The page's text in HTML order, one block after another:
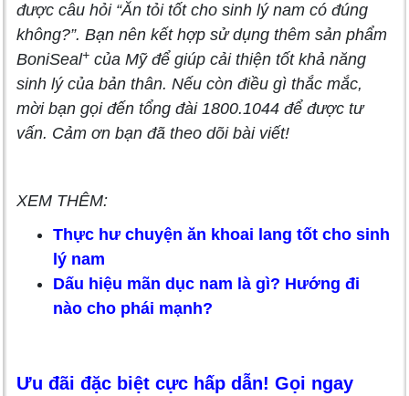
được câu hỏi “Ăn tỏi tốt cho sinh lý nam có đúng
không?”. Bạn nên kết hợp sử dụng thêm sản phẩm
BoniSeal+ của Mỹ để giúp cải thiện tốt khả năng
sinh lý của bản thân. Nếu còn điều gì thắc mắc,
mời bạn gọi đến tổng đài 1800.1044 để được tư
vấn. Cảm ơn bạn đã theo dõi bài viết!
XEM THÊM:
Thực hư chuyện ăn khoai lang tốt cho sinh
lý nam
Dấu hiệu mãn dục nam là gì? Hướng đi
nào cho phái mạnh?
Ưu đãi đặc biệt cực hấp dẫn! Gọi ngay